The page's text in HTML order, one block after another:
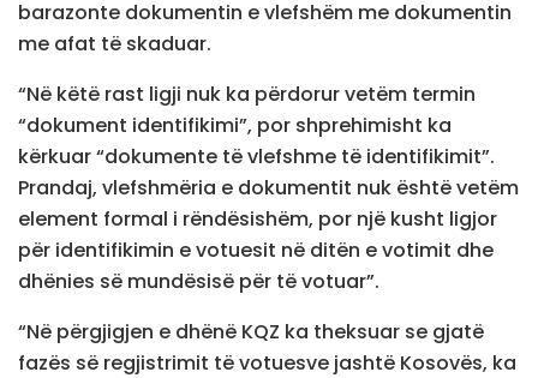
barazonte dokumentin e vlefshëm me dokumentin
me afat të skaduar.
“Në këtë rast ligji nuk ka përdorur vetëm termin
“dokument identifikimi”, por shprehimisht ka
kërkuar “dokumente të vlefshme të identifikimit”.
Prandaj, vlefshmëria e dokumentit nuk është vetëm
element formal i rëndësishëm, por një kusht ligjor
për identifikimin e votuesit në ditën e votimit dhe
dhënies së mundësisë për të votuar”.
“Në përgjigjen e dhënë KQZ ka theksuar se gjatë
fazës së regjistrimit të votuesve jashtë Kosovës, ka